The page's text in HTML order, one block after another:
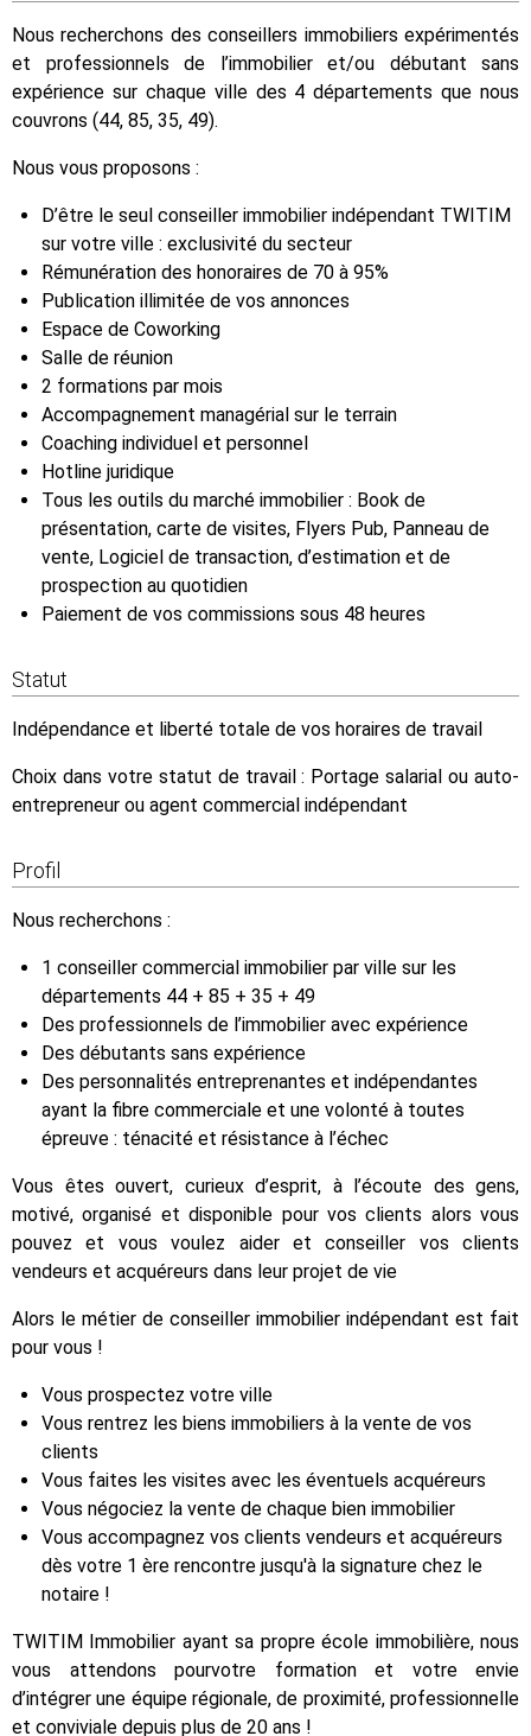
Nous recherchons des conseillers immobiliers expérimentés
et professionnels de l’immobilier et/ou débutant sans
expérience sur chaque ville des 4 départements que nous
couvrons (44, 85, 35, 49).
Nous vous proposons :
D’être le seul conseiller immobilier indépendant TWITIM
sur votre ville : exclusivité du secteur
Rémunération des honoraires de 70 à 95%
Publication illimitée de vos annonces
Espace de Coworking
Salle de réunion
2 formations par mois
Accompagnement managérial sur le terrain
Coaching individuel et personnel
Hotline juridique
Tous les outils du marché immobilier : Book de
présentation, carte de visites, Flyers Pub, Panneau de
vente, Logiciel de transaction, d’estimation et de
prospection au quotidien
Paiement de vos commissions sous 48 heures
Statut
Indépendance et liberté totale de vos horaires de travail
Choix dans votre statut de travail : Portage salarial ou auto-
entrepreneur ou agent commercial indépendant
Profil
Nous recherchons :
1 conseiller commercial immobilier par ville sur les
départements 44 + 85 + 35 + 49
Des professionnels de l’immobilier avec expérience
Des débutants sans expérience
Des personnalités entreprenantes et indépendantes
ayant la fibre commerciale et une volonté à toutes
épreuve : ténacité et résistance à l’échec
Vous êtes ouvert, curieux d’esprit, à l’écoute des gens,
motivé, organisé et disponible pour vos clients alors vous
pouvez et vous voulez aider et conseiller vos clients
vendeurs et acquéreurs dans leur projet de vie
Alors le métier de conseiller immobilier indépendant est fait
pour vous !
Vous prospectez votre ville
Vous rentrez les biens immobiliers à la vente de vos
clients
Vous faites les visites avec les éventuels acquéreurs
Vous négociez la vente de chaque bien immobilier
Vous accompagnez vos clients vendeurs et acquéreurs
dès votre 1 ère rencontre jusqu'à la signature chez le
notaire !
TWITIM Immobilier ayant sa propre école immobilière, nous
vous attendons pourvotre formation et votre envie
d’intégrer une équipe régionale, de proximité, professionnelle
et conviviale depuis plus de 20 ans !